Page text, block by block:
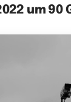
um 90